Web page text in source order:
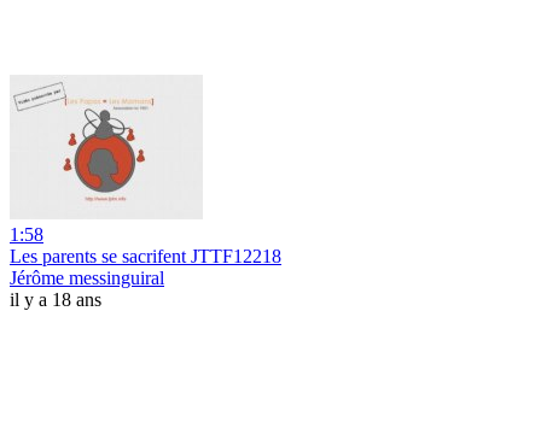
1:58
Les parents se sacrifent JTTF12218
Jérôme messinguiral
il y a 18 ans